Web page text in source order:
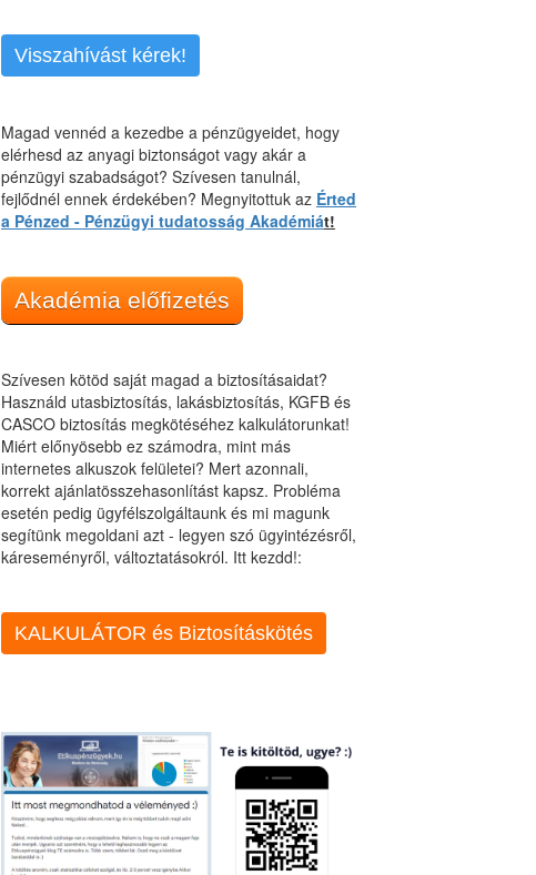
Visszahívást kérek!
Magad vennéd a kezedbe a pénzügyeidet, hogy
elérhesd az anyagi biztonságot vagy akár a
pénzügyi szabadságot? Szívesen tanulnál,
fejlődnél ennek érdekében? Megnyitottuk az Érted
a Pénzed - Pénzügyi tudatosság Akadémiát!
Akadémia előfizetés
Szívesen kötöd saját magad a biztosításaidat?
Használd utasbiztosítás, lakásbiztosítás, KGFB és
CASCO biztosítás megkötéséhez kalkulátorunkat!
Miért előnyösebb ez számodra, mint más
internetes alkuszok felületei? Mert azonnali,
korrekt ajánlatösszehasonlítást kapsz. Probléma
esetén pedig ügyfélszolgáltaunk és mi magunk
segítünk megoldani azt - legyen szó ügyintézésről,
káreseményről, változtatásokról. Itt kezdd!:
KALKULÁTOR és Biztosításkötés